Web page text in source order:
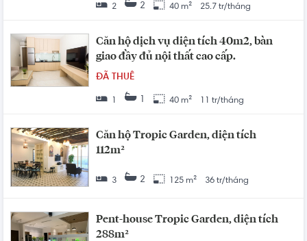
2 2 40 m² 25.7 tr/tháng
Căn hộ dịch vụ diện tích 40m2, bàn
giao đầy đủ nội thất cao cấp.
ĐÃ THUÊ
1 40 m² 11 tr/tháng
Căn hộ Tropic Garden, diện tích
112m²
3 2 125 m² 36 tr/tháng
Pent-house Tropic Garden, diện tích
288m²